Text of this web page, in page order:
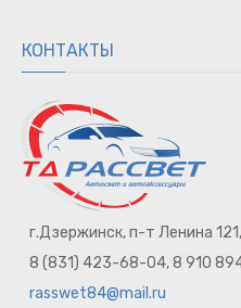
КОНТАКТЫ
г.Дзержинск, п-т Ленина
8 (831) 423-68-04, 8 910
rasswet84@mail.ru